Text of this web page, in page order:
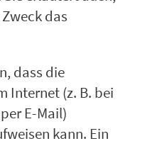
das
dass die
Internet (z. B. bei
E-Mail)
kann. Ein